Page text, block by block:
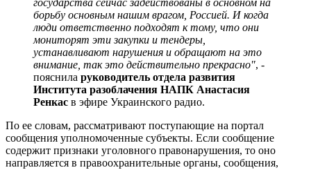
борьбу основным нашим врагом, Россией. И когда
люди ответственно подходят к тому, что они
мониторят эти закупки и тендеры,
устанавливают нарушения и обращают на это
внимание, так это действительно прекрасно", -
пояснила руководитель отдела развития
Института разоблачения НАПК Анастасия
Ренкас в эфире Украинского радио.
По ее словам, рассматривают поступающие на портал
сообщения уполномоченные субъекты. Если сообщение
содержит признаки уголовного правонарушения, то оно
направляется в правоохранительные органы, сообщения,